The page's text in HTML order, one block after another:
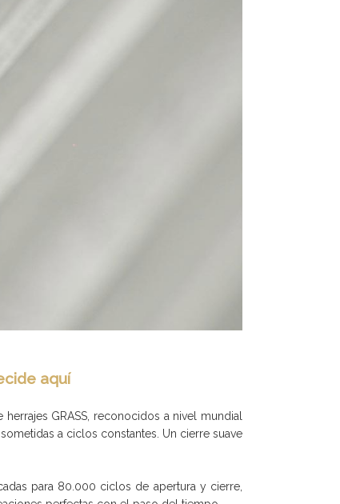
aquí
GRASS, reconocidos a nivel mundial
a ciclos constantes. Un cierre suave
para 80.000 ciclos de apertura y cierre,